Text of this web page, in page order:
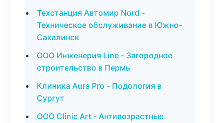
Техстанция Автомир Nord -
Техническое обслуживание в Южно-
Сахалинск
ООО Инженерия Line - Загородное
строительство в Пермь
Клиника Aura Pro - Подология в
Сургут
ООО Clinic Art - Антивозрастные